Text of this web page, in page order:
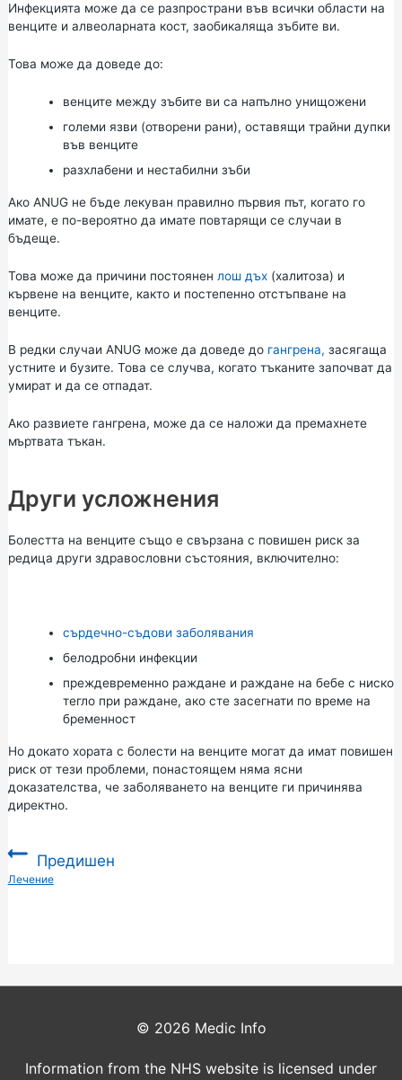
Инфекцията може да се разпространи във всички области на
венците и алвеоларната кост, заобикаляща зъбите ви.
Това може да доведе до:
венците между зъбите ви са напълно унищожени
големи язви (отворени рани), оставящи трайни дупки
във венците
разхлабени и нестабилни зъби
Ако ANUG не бъде лекуван правилно първия път, когато го
имате, е по-вероятно да имате повтарящи се случаи в
бъдеще.
Това може да причини постоянен лош дъх(халитоза) и
кървене на венците, както и постепенно отстъпване на
венците.
В редки случаи ANUG може да доведе до гангрена, засягаща
устните и бузите. Това се случва, когато тъканите започват да
умират и да се отпадат.
Ако развиете гангрена, може да се наложи да премахнете
мъртвата тъкан.
Други усложнения
Болестта на венците също е свързана с повишен риск за
редица други здравословни състояния, включително:
сърдечно-съдови заболявания
белодробни инфекции
преждевременно ражданеи ражданена бебе с ниско
тегло при раждане, ако сте засегнати по време на
бременност
Но докато хората с болести на венците могат да имат повишен
риск от тези проблеми, понастоящем няма ясни
доказателства, че заболяването на венците ги причинява
директно.
Предишен
:Лечение
© 2026 Medic Info
Information from the NHS website is licensed under